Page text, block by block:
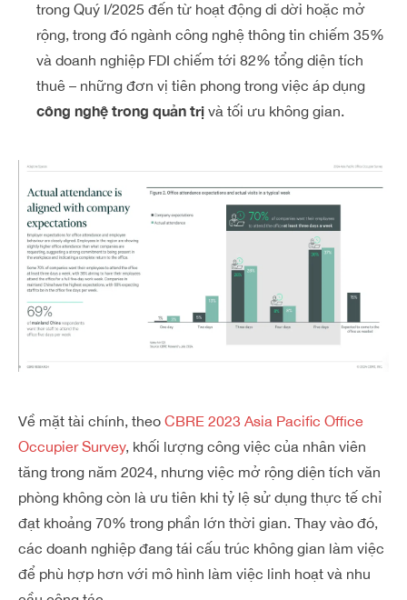
trong Quý I/2025 đến từ hoạt động di dời hoặc mở
rộng, trong đó ngành công nghệ thông tin chiếm 35%
và doanh nghiệp FDI chiếm tới 82% tổng diện tích
thuê – những đơn vị tiên phong trong việc áp dụng
công nghệ trong quản trị và tối ưu không gian.
Về mặt tài chính, theo CBRE 2023 Asia Pacific Office
Occupier Survey, khối lượng công việc của nhân viên
tăng trong năm 2024, nhưng việc mở rộng diện tích văn
phòng không còn là ưu tiên khi tỷ lệ sử dụng thực tế chỉ
đạt khoảng 70% trong phần lớn thời gian. Thay vào đó,
các doanh nghiệp đang tái cấu trúc không gian làm việc
để phù hợp hơn với mô hình làm việc linh hoạt và nhu